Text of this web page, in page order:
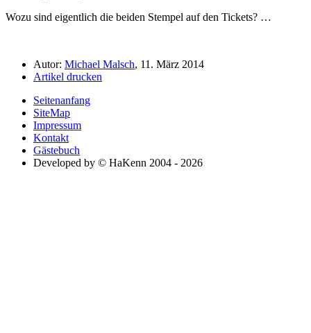
Wozu sind eigentlich die beiden Stempel auf den Tickets? …
Autor: Michael Malsch, 11. März 2014
Artikel drucken
Seitenanfang
SiteMap
Impressum
Kontakt
Gästebuch
Developed by © HaKenn 2004 - 2026